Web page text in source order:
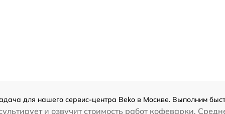
для нашего сервис-центра Beko в Москве. Выполним
и озвучит стоимость работ кофеварки.